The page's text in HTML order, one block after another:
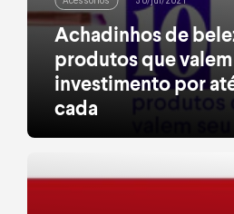
Achadinhos de
produtos que valem
investimento por
cada
Um sonho: atualizar os
acredita que maquiagem boa